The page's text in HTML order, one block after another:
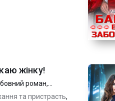
жінку!
роман,
роман
та пристрасть,